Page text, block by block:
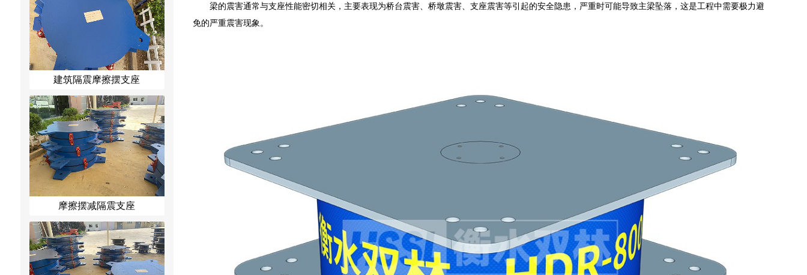
建筑隔震摩擦摆支座
摩擦摆减隔震支座
梁的震害通常与支座性能密切相关，主要表现为桥台震害、桥墩震害、支座震害等引起的安全隐患，严重时可能导致主梁坠落，这是工程中需要极力避
免的严重震害现象。